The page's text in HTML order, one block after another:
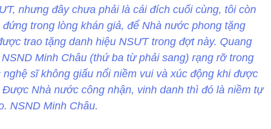
nhưng đây chưa phải là cái đích cuối cùng, tôi còn
trong lòng khán giả, để Nhà nước phong tặng
trao tặng danh hiệu NSƯT trong đợt này. Quang
Minh Châu (thứ ba từ phải sang) rạng rỡ trong
sĩ không giấu nổi niềm vui và xúc động khi được
Nhà nước công nhận, vinh danh thì đó là niềm tự
NSND Minh Châu.